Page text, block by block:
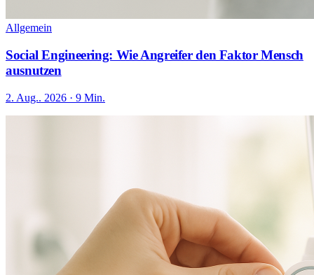
Allgemein
Social Engineering: Wie Angreifer den Faktor Mensch
ausnutzen
2. Aug.. 2026 · 9 Min.